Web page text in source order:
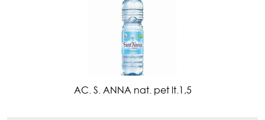
AC. S. ANNA nat. pet lt.1,5